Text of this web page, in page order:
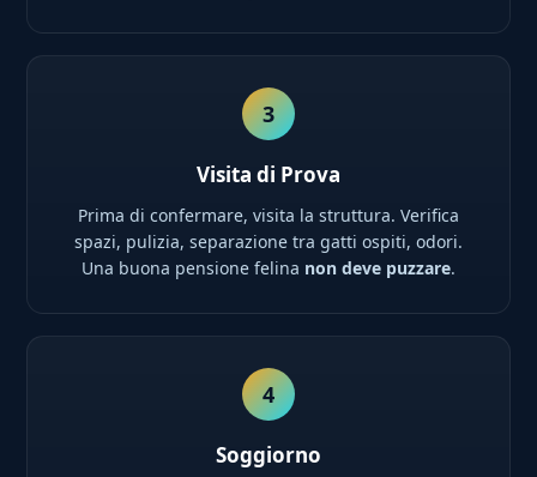
3
Visita di Prova
Prima di confermare, visita la struttura. Verifica
spazi, pulizia, separazione tra gatti ospiti, odori.
Una buona pensione felina non deve puzzare.
4
Soggiorno